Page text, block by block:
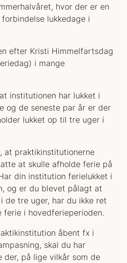
hvor der er en
lukkedage i
efter Kristi Himmelfartsdag
i mange
institutionen har lukket i
og de seneste par år er der
lukket op til tre uger i
at praktikinstitutionerne
at skulle afholde ferie på
din institution ferielukket i
og er du blevet pålagt at
de tre uger, har du ikke ret
i hovedferieperioden.
åbent fx i
skal du har
der, på lige vilkår som de